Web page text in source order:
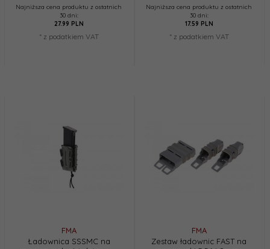
Najniższa cena produktu z ostatnich
30 dni:
27.99 PLN
* z podatkiem VAT
Najniższa cena produktu z ostatnich
30 dni:
17.59 PLN
* z podatkiem VAT
FMA
Ładownica SSSMC na
FMA
Zestaw ładownic FAST na